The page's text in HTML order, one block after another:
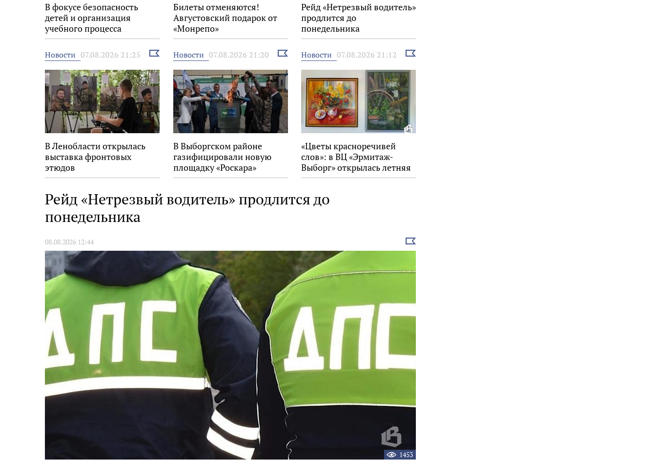
В фокусе безопасность
детей и организация
учебного процесса
Билеты отменяются!
Августовский подарок от
«Монрепо»
Рейд «Нетрезвый водитель»
продлится до
понедельника
Новости 07.08.2026 21:25
Выбрать
новость
В Ленобласти открылась
выставка фронтовых
этюдов
Новости 07.08.2026 21:20
Выбрать
новость
В Выборгском районе
газифицировали новую
площадку «Роскара»
Новости 07.08.2026 21:12
Выбрать
«Цветы красноречивей
слов»: в ВЦ «Эрмитаж-
Выборг» открылась летняя
выставка
Рейд «Нетрезвый водитель» продлится до
понедельника
08.08.2026 12:44
Выбрать
новость
1453